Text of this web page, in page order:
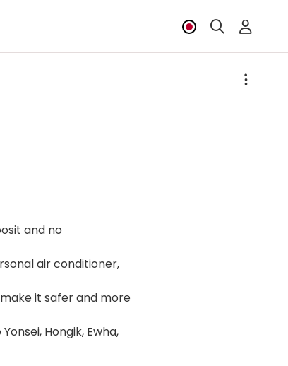
and no
air conditioner,
it safer and more
Hongik, Ewha,